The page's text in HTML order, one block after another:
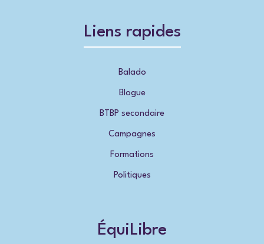
Liens rapides
Balado
Blogue
BTBP secondaire
Campagnes
Formations
Politiques
ÉquiLibre